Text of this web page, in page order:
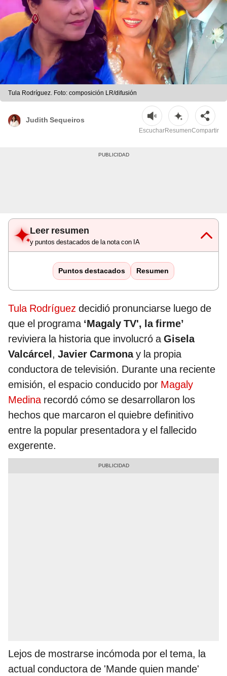
Tula Rodríguez. Foto: composición LR/difusión
Judith Sequeiros
EscucharResumenCompartir
Leer resumen
y puntos destacados de la nota con IA
Puntos destacados Resumen
Tula Rodríguez decidió pronunciarse luego de
que el programa ‘Magaly TV', la firme’
reviviera la historia que involucró aGisela
Valcárcel, Javier Carmonay la propia
conductora de televisión. Durante una reciente
emisión, el espacio conducido por Magaly
Medinarecordó cómo se desarrollaron los
hechos que marcaron el quiebre definitivo
entre la popular presentadora y el fallecido
exgerente.
Lejos de mostrarse incómoda por el tema, la
actual conductora de 'Mande quien mande'